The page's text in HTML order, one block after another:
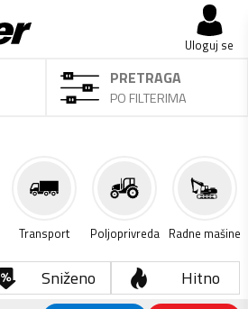
Uloguj se
PRETRAGA
PO FILTERIMA
Transport Poljoprivreda Radne mašine
Sniženo Hitno